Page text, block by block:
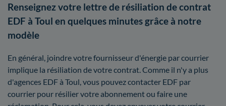
Renseignez votre lettre de résiliation de contrat
EDF à Toul en quelques minutes grâce à notre
modèle
En général, joindre votre fournisseur d'énergie par courrier
implique la résiliation de votre contrat. Comme il n'y a plus
d'agences EDF à Toul, vous pouvez contacter EDF par
courrier pour résilier votre abonnement ou faire une